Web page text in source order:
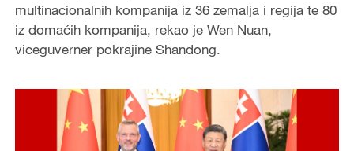
multinacionalnih kompanija iz 36 zemalja i regija te 80
iz domaćih kompanija, rekao je Wen Nuan,
viceguverner pokrajine Shandong.